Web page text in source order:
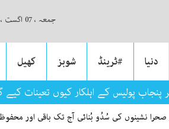
جمعہ ، 07 اگست ، 2026
دنیا #ٹرینڈ شوبز کھیل
پنجاب پولیس کے اہلکار کیوں تعینات کیے
صحرا نشینوں کی سُدُو بُنائی آج تک باقی اور